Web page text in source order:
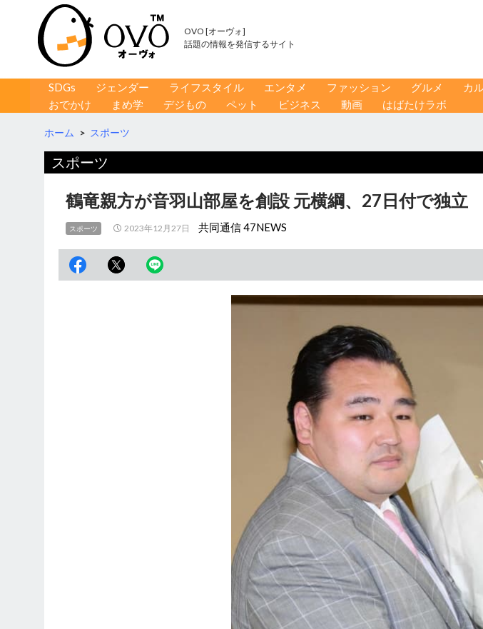
OVO [オーヴォ]
話題の情報を発信するサイト
コンテンツへ移動
SDGs ジェンダー ライフスタイル エンタメ ファッション グルメ カ
おでかけ
まめ学 デジもの ペット ビジネス 動画 はばたけラボ
ホーム > スポーツ
スポーツ
鶴竜親方が音羽山部屋を創設 元横綱、27日付で独立
スポーツ 2023年12月27日 共同通信 47NEWS